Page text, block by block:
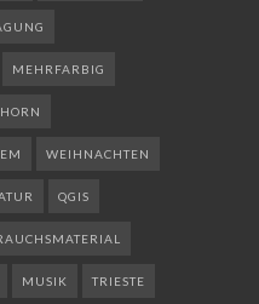
MEHRFARBIG
WEIHNACHTEN
QGIS
MUSIK TRIESTE